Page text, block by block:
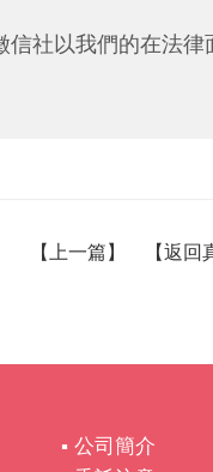
社以我們的在法
【 上一篇 】 【返回
▪ 公司簡介